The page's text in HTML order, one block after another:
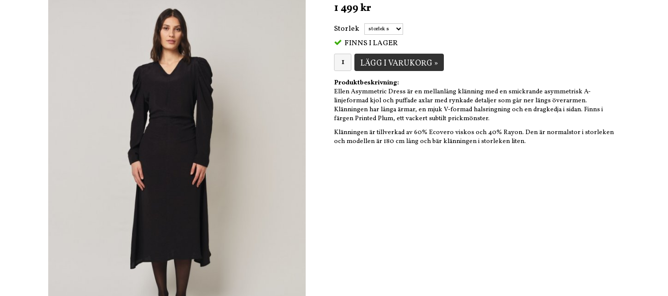
1 499 kr
Storlek
FINNS I LAGER
LÄGG I VARUKORG »
Produktbeskrivning:
Ellen Asymmetric Dress är en mellanlång klänning med en smickrande asymmetrisk A-
linjeformad kjol och puffade axlar med rynkade detaljer som går ner längs överarmen.
Klänningen har långa ärmar, en mjuk V-formad halsringning och en dragkedja i sidan. Finns i
färgen Printed Plum, ett vackert subtilt prickmönster.
Klänningen är tillverkad av 60% Ecovero viskos och 40% Rayon. Den är normalstor i storleken
och modellen är 180 cm lång och bär klänningen i storleken liten.